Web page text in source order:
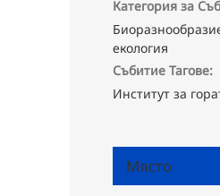
Категория за
екология
Събитие Тагове:
Институт за
Място